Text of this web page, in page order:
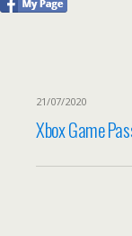
21/07/2020
Xbox Game